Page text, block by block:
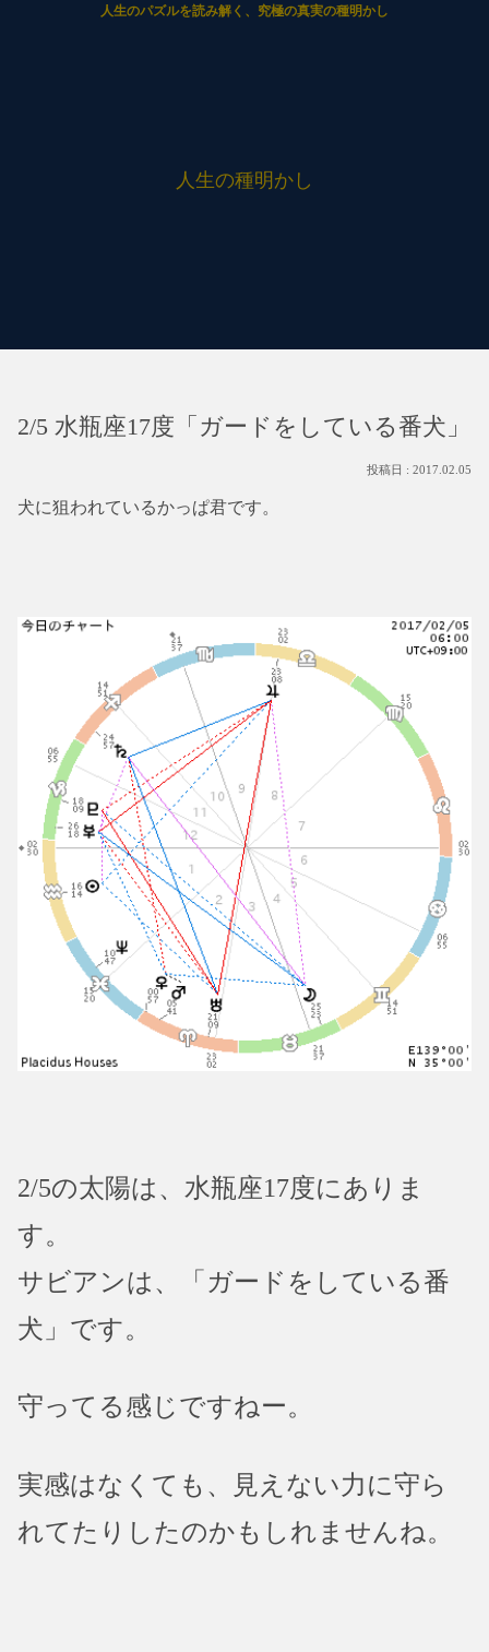
人生の種明かし
人生のパズルを読み解く、究極の真実の種明かし
2/5 水瓶座17度「ガードをしている番犬」
2017.02.05
犬に狙われているかっぱ君です。
2/5の太陽は、水瓶座17度にありま
す。
サビアンは、「ガードをしている番
犬」です。
守ってる感じですねー。
実感はなくても、見えない力に守ら
れてたりしたのかもしれませんね。